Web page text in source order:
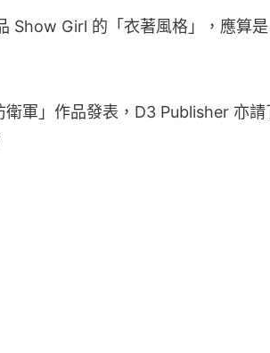
Show Girl 的「衣著風格」，應算
衛軍」作品發表，D3 Publisher 亦